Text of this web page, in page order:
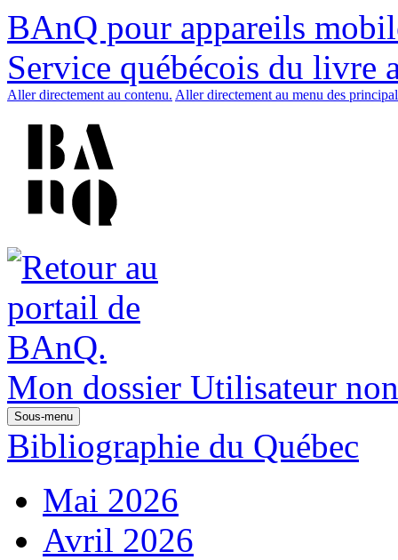
BAnQ pour appareils
Service québécois du livre
Aller directement au contenu. Aller directement au menu des
Mon dossier Utilisateur
Sous-menu
Bibliographie du Québec
Mai 2026
Avril 2026